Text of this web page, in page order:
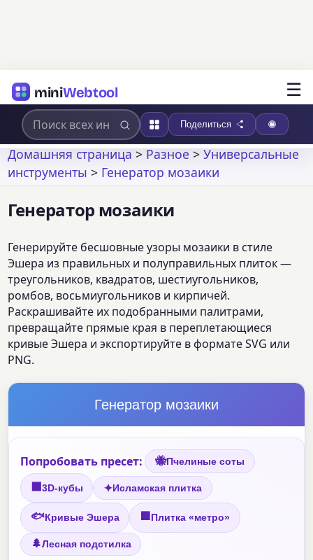
miniWebtool ☰
Поделиться
Домашняя страница>Разное>Универсальные
инструменты > Генератор мозаики
Генератор мозаики
Генерируйте бесшовные узоры мозаики в стиле
Эшера из правильных и полуправильных плиток —
треугольников, квадратов, шестиугольников,
ромбов, восьмиугольников и кирпичей.
Раскрашивайте их подобранными палитрами,
превращайте прямые края в переплетающиеся
кривые Эшера и экспортируйте в формате SVG или
PNG.
Генератор мозаики
Попробовать пресет: 🐝Пчелиные соты
3D-кубы ✦Исламская плитка
🐟Кривые Эшера Плитка «метро»
🌲Лесная подстилка